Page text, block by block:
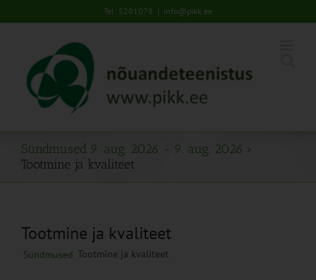
to
Tel: 5201078 | info@pikk.ee
Sündmused 9. aug. 2026 - 9. aug. 2026 ›
Tootmine ja kvaliteet
Tootmine ja kvaliteet
Sündmused Tootmine ja kvaliteet